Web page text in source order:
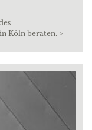
Köln beraten. >